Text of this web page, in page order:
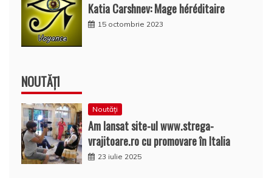
Katia Carshnev: Mage héréditaire
15 octombrie 2023
NOUTĂȚI
Noutăți
Am lansat site-ul www.strega-
vrajitoare.ro cu promovare în Italia
23 iulie 2025